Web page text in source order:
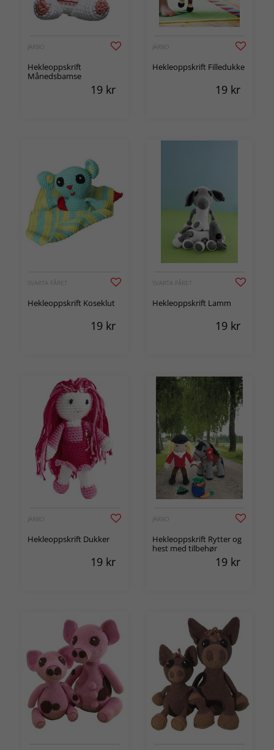
JÄRBO
Hekleoppskrift
Månedsbamse
19 kr
JÄRBO
Hekleoppskrift Filledukke
19 kr
SVARTA FÅRET
Hekleoppskrift Koseklut
19 kr
SVARTA FÅRET
Hekleoppskrift Lamm
19 kr
JÄRBO
Hekleoppskrift Dukker
19 kr
JÄRBO
Hekleoppskrift Rytter og
hest med tilbehør
19 kr